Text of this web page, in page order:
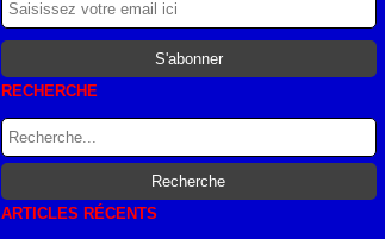
RECHERCHE
ARTICLES RÉCENTS